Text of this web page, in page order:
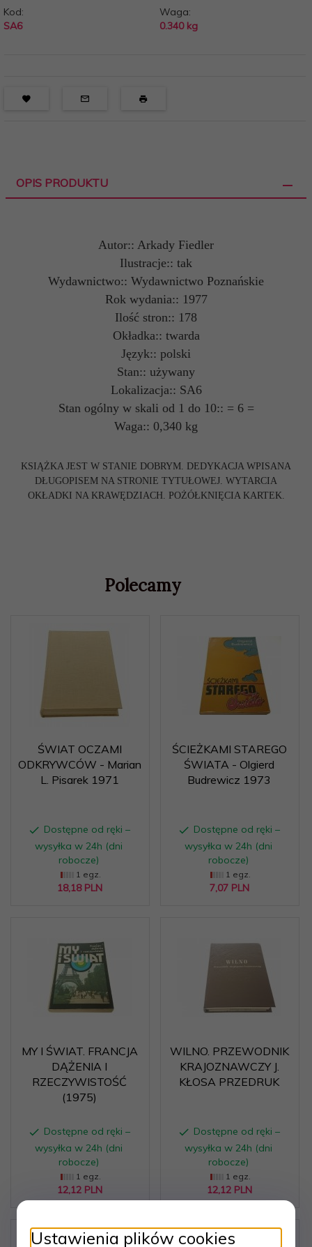
Kod:
SA6
Waga:
0.340 kg
OPIS PRODUKTU
Autor:: Arkady Fiedler
Ilustracje:: tak
Wydawnictwo:: Wydawnictwo Poznańskie
Rok wydania:: 1977
Ilość stron:: 178
Okładka:: twarda
Język:: polski
Stan:: używany
Lokalizacja:: SA6
Stan ogólny w skali od 1 do 10:: = 6 =
Waga:: 0,340 kg
KSIĄŻKA JEST W STANIE DOBRYM. DEDYKACJA WPISANA
DŁUGOPISEM NA STRONIE TYTUŁOWEJ. WYTARCIA
OKŁADKI NA KRAWĘDZIACH. POŻÓŁKNIĘCIA KARTEK.
Polecamy
ŚWIAT OCZAMI
ODKRYWCÓW - Marian
L. Pisarek 1971
Dostępne od ręki –
wysyłka w 24h (dni
robocze)
1 egz.
18,18 PLN
ŚCIEŻKAMI STAREGO
ŚWIATA - Olgierd
Budrewicz 1973
Dostępne od ręki –
wysyłka w 24h (dni
robocze)
1 egz.
7,07 PLN
MY I ŚWIAT. FRANCJA
DĄŻENIA I
RZECZYWISTOŚĆ
(1975)
Dostępne od ręki –
wysyłka w 24h (dni
robocze)
1 egz.
12,12 PLN
WILNO. PRZEWODNIK
KRAJOZNAWCZY J.
KŁOSA PRZEDRUK
Dostępne od ręki –
wysyłka w 24h (dni
robocze)
1 egz.
12,12 PLN
Ustawienia plików cookies